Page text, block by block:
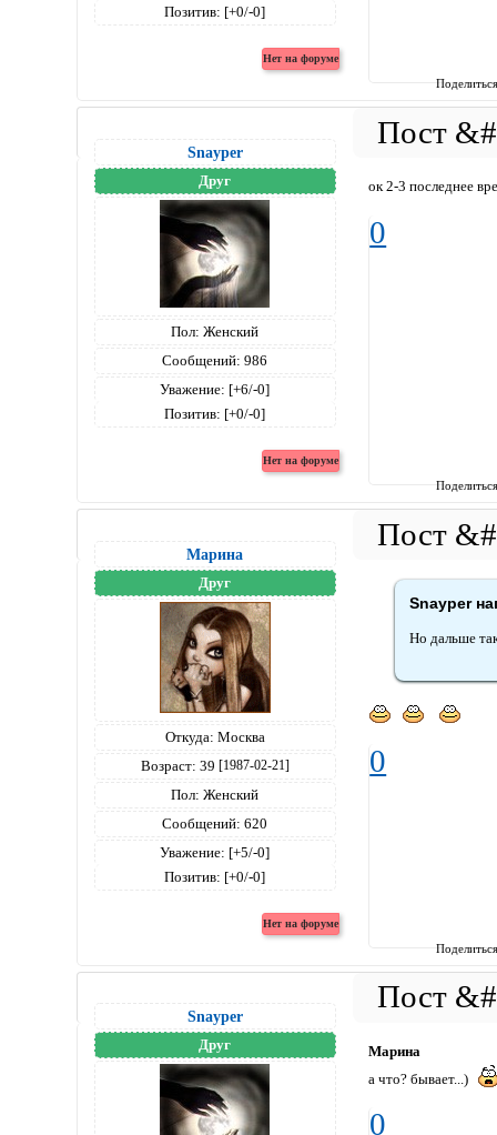
Позитив: [+0/-0]
Snayper
Друг
Пол: Женский
Сообщений: 986
Уважение: [+6/-0]
Позитив: [+0/-0]
ок 2-3 последнее
0
Марина
Друг
Откуда: Москва
Возраст: 39 [1987-02-21]
Пол: Женский
Сообщений: 620
Уважение: [+5/-0]
Позитив: [+0/-0]
Snayper
Но дальше
0
Snayper
Друг
Марина
а что? бывает...)
0